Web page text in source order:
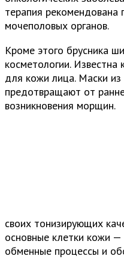
терапия
мочеполовых органов.
Кроме этого брусника
косметологии.
для кожи лица. Маски
предотвращают от
возникновения морщин.
своих тонизирующих
основные клетки кожи —
обменные процессы и